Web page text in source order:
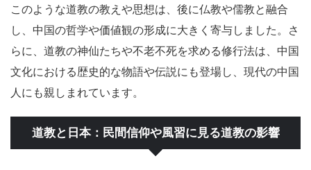
このような道教の教えや思想は、後に仏教や儒教と融合
し、中国の哲学や価値観の形成に大きく寄与しました。さ
らに、道教の神仙たちや不老不死を求める修行法は、中国
文化における歴史的な物語や伝説にも登場し、現代の中国
人にも親しまれています。
道教と日本：民間信仰や風習に見る道教の影響